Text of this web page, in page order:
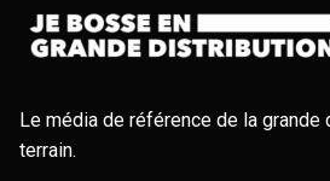
Le média de référence de la grande
terrain.